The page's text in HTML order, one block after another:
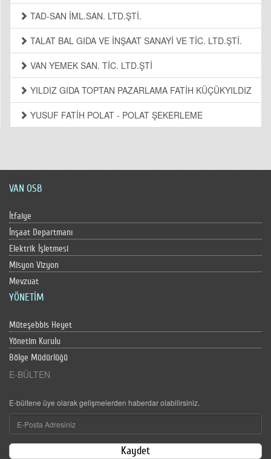
TAD-SAN İML.SAN. LTD.ŞTİ.
TALAT BAL GIDA VE İNŞAAT SANAYİ VE TİC. LTD.ŞTİ.
VAN YEMEK SAN. TİC. LTD.ŞTİ
YILDIZ GIDA TOPTAN PAZARLAMA FATİH KÜÇÜKYILDIZ
YUSUF FATİH POLAT - POLAT ŞEKERLEME
VAN OSB
İtfaiye
İnşaat Departmanı
Elektrik İşletmesi
Misyon Vizyon
Mevzuat
YÖNETİM
Müteşebbis Heyet
Yönetim Kurulu
Bölge Müdürlüğü
E-BÜLTEN
E-bültene üye olarak gelişmelerden haberdar olabilirsiniz.
Kaydet